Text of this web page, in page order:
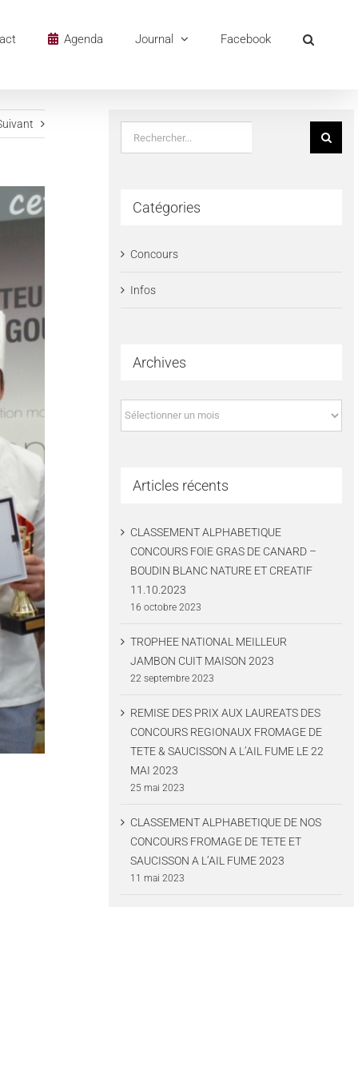
Agenda Journal Facebook
Catégories
Concours
Infos
Archives
Archives
Articles récents
CLASSEMENT ALPHABETIQUE
CONCOURS FOIE GRAS DE CANARD –
BOUDIN BLANC NATURE ET CREATIF
11.10.2023
16 octobre 2023
TROPHEE NATIONAL MEILLEUR
JAMBON CUIT MAISON 2023
22 septembre 2023
REMISE DES PRIX AUX LAUREATS DES
CONCOURS REGIONAUX FROMAGE DE
TETE & SAUCISSON A L’AIL FUME LE 22
MAI 2023
25 mai 2023
CLASSEMENT ALPHABETIQUE DE NOS
CONCOURS FROMAGE DE TETE ET
SAUCISSON A L’AIL FUME 2023
11 mai 2023